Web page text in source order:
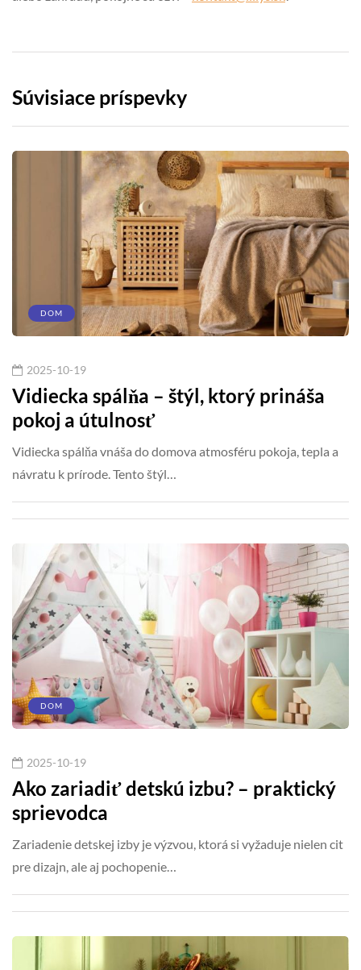
Súvisiace príspevky
DOM
2025-10-19
Vidiecka spálňa – štýl, ktorý prináša
pokoj a útulnosť
Vidiecka spálňa vnáša do domova atmosféru pokoja, tepla a
návratu k prírode. Tento štýl…
DOM
2025-10-19
Ako zariadiť detskú izbu? – praktický
sprievodca
Zariadenie detskej izby je výzvou, ktorá si vyžaduje nielen cit
pre dizajn, ale aj pochopenie…